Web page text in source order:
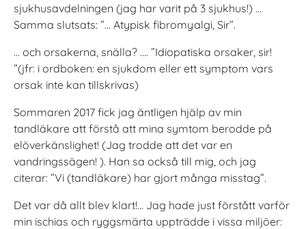
sjukhusavdelningen (jag har varit på 3 sjukhus!) …
Samma slutsats: ”… Atypisk fibromyalgi, Sir”.
… och orsakerna, snälla? …. ”Idiopatiska orsaker, sir!
”(jfr: i ordboken: en sjukdom eller ett symptom vars
orsak inte kan tillskrivas)
Sommaren 2017 fick jag äntligen hjälp av min
tandläkare att förstå att mina symtom berodde på
elöverkänslighet! (Jag trodde att det var en
vandringssägen! ). Han sa också till mig, och jag
citerar: ”Vi (tandläkare) har gjort många misstag”.
Det var då allt blev klart!… Jag hade just förstått varför
min ischias och ryggsmärta uppträdde i vissa miljöer: